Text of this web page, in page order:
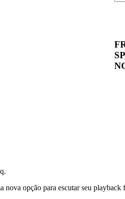
opção para escutar seu